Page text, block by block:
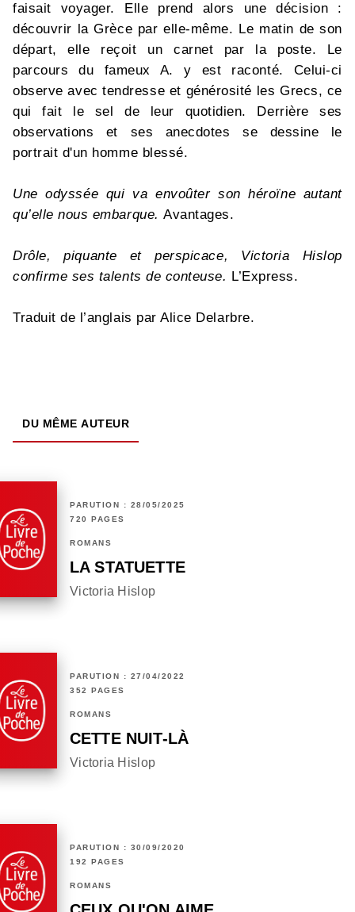
faisait voyager. Elle prend alors une décision :
découvrir la Grèce par elle-même. Le matin de son
départ, elle reçoit un carnet par la poste. Le
parcours du fameux A. y est raconté. Celui-ci
observe avec tendresse et générosité les Grecs, ce
qui fait le sel de leur quotidien. Derrière ses
observations et ses anecdotes se dessine le
portrait d'un homme blessé.
Une odyssée qui va envoûter son héroïne autant
qu’elle nous embarque.Avantages.
Drôle, piquante et perspicace, Victoria Hislop
confirme ses talents de conteuse. L’Express.
Traduit de l’anglais par Alice Delarbre.
DU MÊME AUTEUR
PARUTION : 28/05/2025
720 PAGES
ROMANS
LA STATUETTE
Victoria Hislop
PARUTION : 27/04/2022
352 PAGES
ROMANS
CETTE NUIT-LÀ
Victoria Hislop
PARUTION : 30/09/2020
192 PAGES
ROMANS